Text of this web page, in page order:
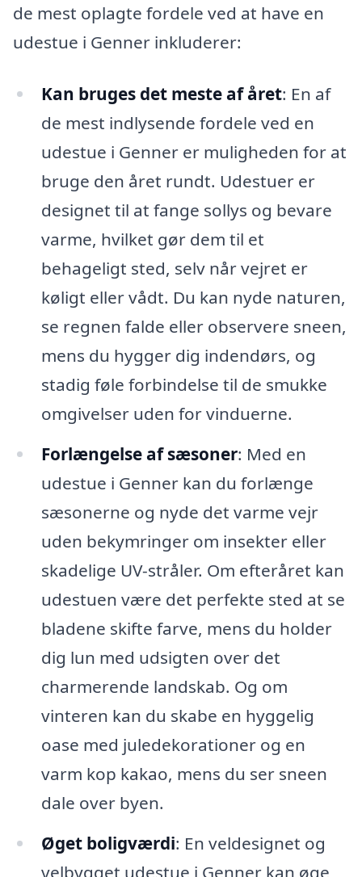
de mest oplagte fordele ved at have en
udestue i Genner inkluderer:
Kan bruges det meste af året: En af
de mest indlysende fordele ved en
udestue i Genner er muligheden for at
bruge den året rundt. Udestuer er
designet til at fange sollys og bevare
varme, hvilket gør dem til et
behageligt sted, selv når vejret er
køligt eller vådt. Du kan nyde naturen,
se regnen falde eller observere sneen,
mens du hygger dig indendørs, og
stadig føle forbindelse til de smukke
omgivelser uden for vinduerne.
Forlængelse af sæsoner: Med en
udestue i Genner kan du forlænge
sæsonerne og nyde det varme vejr
uden bekymringer om insekter eller
skadelige UV-stråler. Om efteråret kan
udestuen være det perfekte sted at se
bladene skifte farve, mens du holder
dig lun med udsigten over det
charmerende landskab. Og om
vinteren kan du skabe en hyggelig
oase med juledekorationer og en
varm kop kakao, mens du ser sneen
dale over byen.
Øget boligværdi: En veldesignet og
velbygget udestue i Genner kan øge